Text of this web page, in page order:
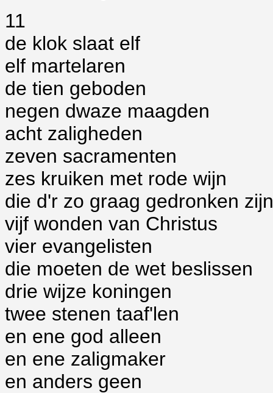
11
de klok slaat elf
elf martelaren
de tien geboden
negen dwaze maagden
acht zaligheden
zeven sacramenten
zes kruiken met rode wijn
die d'r zo graag gedronken zijn
vijf wonden van Christus
vier evangelisten
die moeten de wet beslissen
drie wijze koningen
twee stenen taaf'len
en ene god alleen
en ene zaligmaker
en anders geen